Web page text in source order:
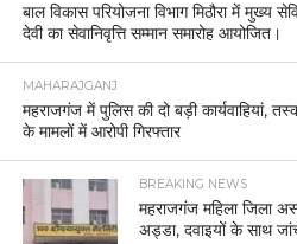
बाल विकास परियोजना विभाग मिठौरा में मुख्य
देवी का सेवानिवृत्ति सम्मान समारोह आयोजित।
MAHARAJGANJ
महराजगंज में पुलिस की दो बड़ी कार्यवाहियां,
के मामलों में आरोपी गिरफ्तार
BREAKING NEWS
महराजगंज महिला जिला
अड्डा, दवाइयों के साथ